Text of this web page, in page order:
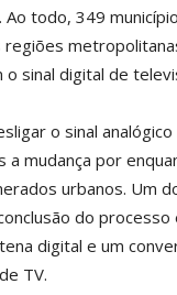
Ao todo, 349
regiões
o sinal digital de
o sinal
a mudança por
urbanos. Um
do processo
digital e um
TV.